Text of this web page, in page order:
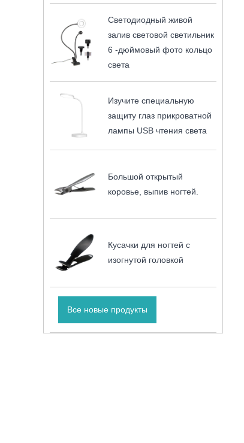
Светодиодный живой
залив световой светильник
6 -дюймовый фото кольцо
света
Изучите специальную
защиту глаз прикроватной
лампы USB чтения света
Большой открытый
коровье, выпив ногтей.
Кусачки для ногтей с
изогнутой головкой
Все новые продукты